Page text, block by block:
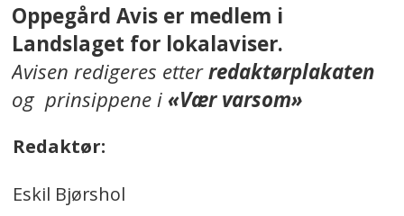
Oppegård Avis er medlem i
Landslaget for lokalaviser.
Avisen redigeres etterredaktørplakaten
og prinsippene i«Vær varsom»
Redaktør:
Eskil Bjørshol